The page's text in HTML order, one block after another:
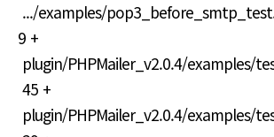
.../examples/
9 +
plugin/PHPMailer_v2.0.4/
45 +
plugin/PHPMailer_v2.0.4/